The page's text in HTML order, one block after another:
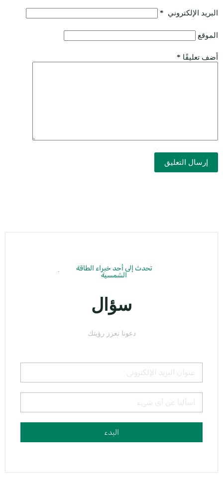
البريد الإلكتروني *
الموقع
أضف تعليقًا *
إرسال التعليق
تحدث إلى أحد خبراء الطاقة
الشمسية
سؤال
دعونا نعزز رؤيتك
البدء